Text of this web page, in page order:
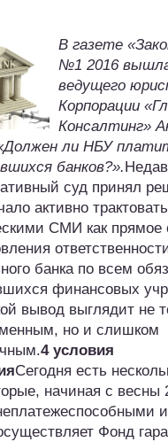
В газете
№1 2016
ведущего
Корпорации
Консалтинг»
ли НБУ
банков?».
суд принял
активно
СМИ как прямое
банка по всем
финансовых
вывод выглядит не
но и слишком
4 условия
Сегодня есть
начиная с весны
Фонд